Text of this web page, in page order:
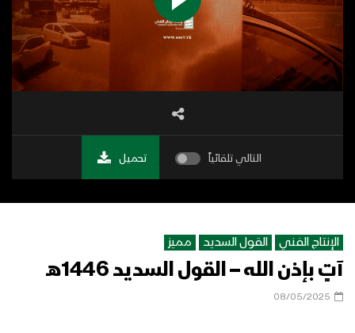
التالي تلقائياً تحميل
الإنتاج الفني القول السديد مميز
آتٍ بإذن الله – القول السديد 1446هـ
08/05/2025